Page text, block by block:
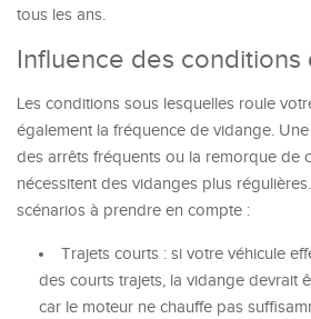
tous les ans.
Influence des
Les conditions sous lesquelles roule
également la fréquence de vidange.
des arrêts fréquents ou la remorque de
nécessitent des vidanges plus
scénarios à prendre en compte :
Trajets courts : si votre véhicule
des courts trajets, la vidange devrait
car le moteur ne chauffe pas